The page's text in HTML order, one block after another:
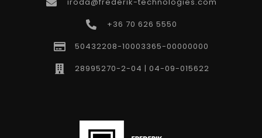
+36 70 626 5550
50432208-10003365-00000000
28995270-2-04 | 04-09-015622